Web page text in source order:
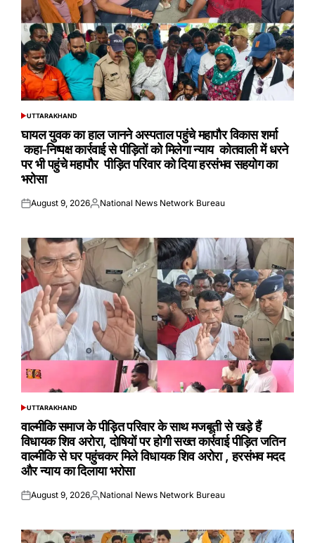
POSTED
UTTARAKHAND
घायल युवक का हाल जानने अस्पताल पहुंचे महापौर विकास शर्मा
कहा-निष्पक्ष कार्रवाई से पीड़ितों को मिलेगा न्याय कोतवाली में धरने
पर भी पहुंचे महापौर पीड़ित परिवार को दिया हरसंभव सहयोग का
भरोसा
Posted
August 9, 2026Posted
National News Network Bureau
POSTED
UTTARAKHAND
वाल्मीकि समाज के पीड़ित परिवार के साथ मजबूती से खड़े हैं
विधायक शिव अरोरा, दोषियों पर होगी सख्त कार्रवाई पीड़ित जतिन
वाल्मीकि से घर पहुंचकर मिले विधायक शिव अरोरा , हरसंभव मदद
और न्याय का दिलाया भरोसा
Posted
August 9, 2026Posted
National News Network Bureau